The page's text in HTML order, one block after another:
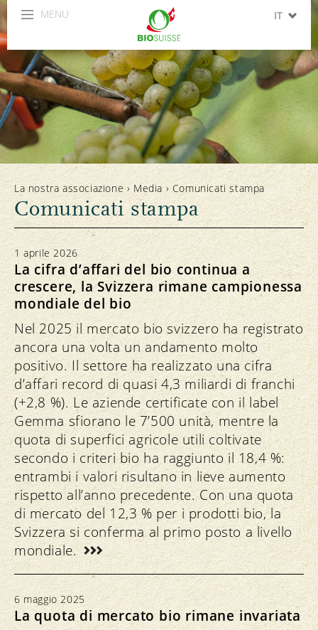
MENU IT
FR
ES
La nostra associazione› Media › Comunicati stampa
Comunicati stampa
1 aprile 2026
La cifra d’affari del bio continua a
crescere, la Svizzera rimane campionessa
mondiale del bio
Nel 2025 il mercato bio svizzero ha registrato
ancora una volta un andamento molto
positivo. Il settore ha realizzato una cifra
d’affari record di quasi 4,3 miliardi di franchi
(+2,8 %). Le aziende certificate con il label
Gemma sfiorano le 7’500 unità, mentre la
quota di superfici agricole utili coltivate
secondo i criteri bio ha raggiunto il 18,4 %:
entrambi i valori risultano in lieve aumento
rispetto all’anno precedente. Con una quota
di mercato del 12,3 % per i prodotti bio, la
Svizzera si conferma al primo posto a livello
mondiale.
6 maggio 2025
La quota di mercato bio rimane invariata